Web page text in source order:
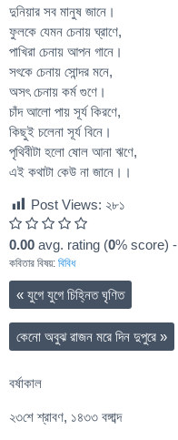
দুনিয়ার সব মানুষ জানে।
ফুলকে যেমন চেনায় ঘ্রাণে,
পাখিরা চেনায় আপন গানে।
সৎকে চেনায় সোন্দর মনে,
অসৎ চেনায় কর্ম গুণে।
চাঁদ আলো পায় সূর্য কিরণে,
কিছুই চলেনা সূর্য বিনে।
পৃথিবীটা হলো ষোল আনা ঋণে,
এই কথাটা কেউ না জানে।।
Post Views: ২৮১
0.00 avg. rating (0% score) -
কবিতার বিষয়: বিবিধ
« যুগে যুগে চিহ্নিত ঘৃণিত
কেনো অবুঝ রাজন মরে দিন দুপুরে »
বর্ষাকাল
২৩শে শ্রাবণ, ১৪৩৩ বঙ্গাব্দ